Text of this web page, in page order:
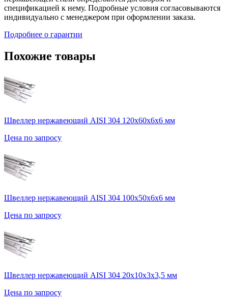
спецификацией к нему. Подробные условия согласовываются
индивидуально с менеджером при оформлении заказа.
Подробнее о гарантии
Похожие товары
Швеллер нержавеющий AISI 304 120х60х6х6 мм
Цена по запросу
Швеллер нержавеющий AISI 304 100х50х6х6 мм
Цена по запросу
Швеллер нержавеющий AISI 304 20х10х3х3,5 мм
Цена по запросу